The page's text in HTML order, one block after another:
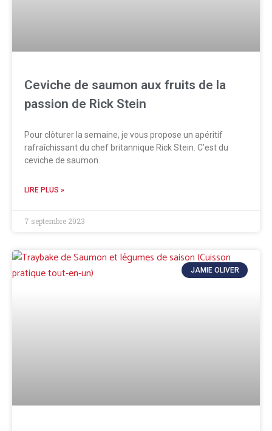
Ceviche de saumon aux fruits de la
passion de Rick Stein
Pour clôturer la semaine, je vous propose un apéritif
rafraîchissant du chef britannique Rick Stein. C’est du
ceviche de saumon.
LIRE PLUS »
7 septembre 2023
JAMIE OLIVER